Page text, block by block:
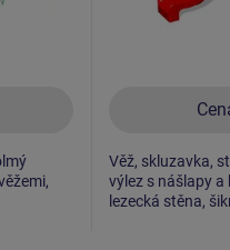
Věž, skluzavka,
výlez s nášlapy a
lezecká stěna,